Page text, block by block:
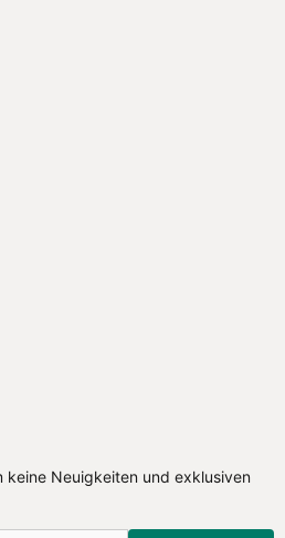
keine Neuigkeiten und exklusiven
Newsletter
Sie sich jetzt an, um keine
und exklusiven Angebote